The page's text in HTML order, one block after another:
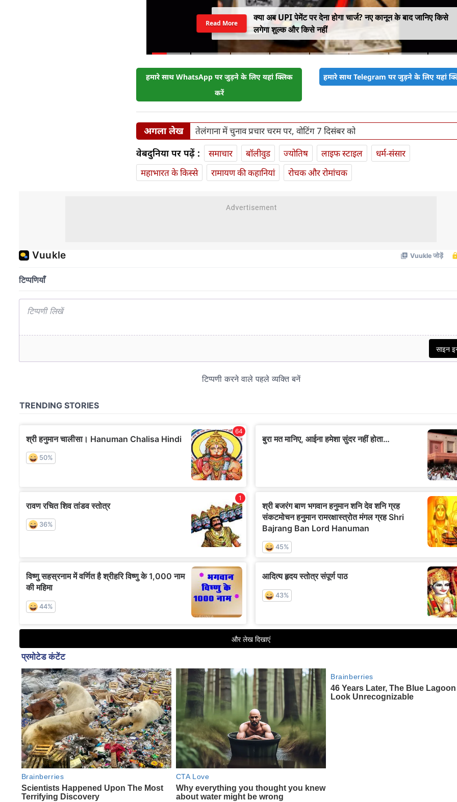
क्या अब UPI पेमेंट पर देना होगा चार्ज? नए कानून के बाद जानिए किसे
लगेगा शुल्क और किसे नहीं
Read More
हमारे साथ WhatsApp पर जुड़ने के लिए यहां क्लिक
करें
हमारे साथ Telegram पर जुड़ने के लिए यहां
अगला लेख तेलंगाना में चुनाव प्रचार चरम पर, वोटिंग 7 दिसंबर को
वेबदुनिया पर पढ़ें : समाचार बॉलीवुड ज्योतिष लाइफ स्‍टाइल
धर्म-संसार
महाभारत के किस्से
रामायण की कहानियां रोचक और रोमांचक